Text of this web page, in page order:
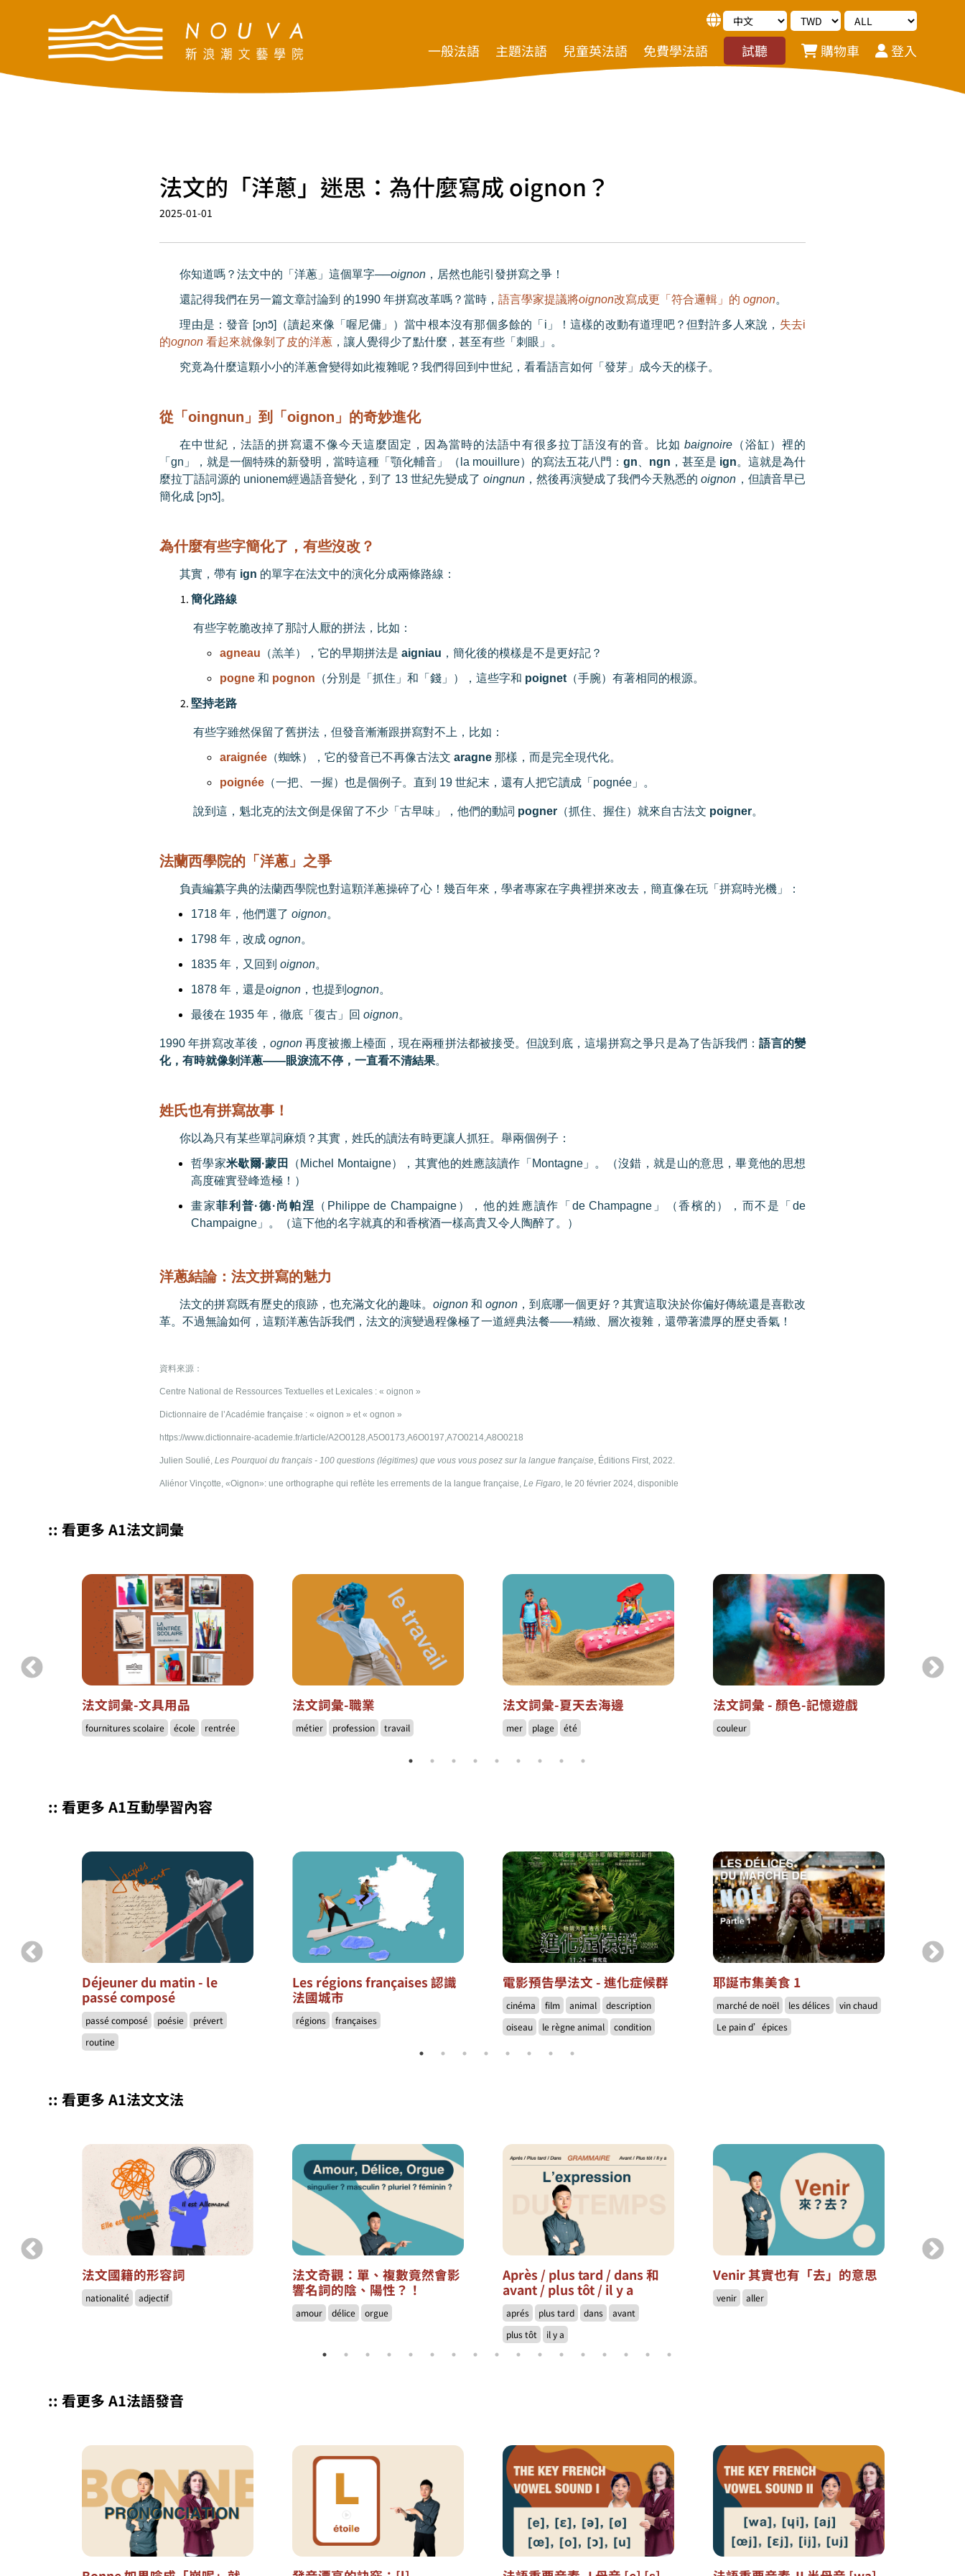
一般法語 主題法語 兒童英法語 免費學法語 試聽 購物車 登入
法文的「洋蔥」迷思：為什麼寫成 oignon？
2025-01-01
你知道嗎？法文中的「洋蔥」這個單字──oignon ，居然也能引發拼寫之爭！
還記得我們在另一篇文章討論到 的1990年拼寫改革嗎？當時，語言學家提議將oignon改寫成更「符合邏輯」的 ognon。
理由是：發音 [ɔɲɔ̃] （讀起來像「喔尼傭」）當中根本沒有那個多餘的「 i 」！這樣的改動有道理吧？但對許多人來說， 失去i
的ognon 看起來就像剝了皮的洋蔥 ，讓人覺得少了點什麼，甚至有些「刺眼」。
究竟為什麼這顆小小的洋蔥會變得如此複雜呢？我們得回到中世紀，看看語言如何「發芽」成今天的樣子。
從「oingnun 」到「oignon 」的奇妙進化
在中世紀，法語的拼寫還不像今天這麼固定，因為當時的法語中有很多拉丁語沒有的音。比如 baignoire（浴缸）裡的
「gn 」，就是一個特殊的新發明，當時這種「顎化輔音」（ la mouillure）的寫法五花八門： gn ngn ，甚至是 ign。這就是為什
麼拉丁語詞源的 unionem經過語音變化，到了 13世紀先變成了 oingnun，然後再演變成了我們今天熟悉的 oignon ，但讀音早已
簡化成 [ɔɲɔ̃] 。
為什麼有些字簡化了，有些沒改？
其實，帶有 ign 的單字在法文中的演化分成兩條路線：
簡化路線
有些字乾脆改掉了那討人厭的拼法，比如：
agneau （羔羊），它的早期拼法是 aigniau ，簡化後的模樣是不是更好記？
pogne 和 pognon （分別是「抓住」和「錢」），這些字和 poignet （手腕）有著相同的根源。
堅持老路
有些字雖然保留了舊拼法，但發音漸漸跟拼寫對不上，比如：
araignée （蜘蛛），它的發音已不再像古法文 aragne 那樣，而是完全現代化。
poignée （一把、一握）也是個例子。直到 19 世紀末，還有人把它讀成「 pognée 」。
說到這，魁北克的法文倒是保留了不少「古早味」，他們的動詞 pogner （抓住、握住）就來自古法文 poigner。
法蘭西學院的「洋蔥」之爭
負責編纂字典的法蘭西學院也對這顆洋蔥操碎了心！幾百年來，學者專家在字典裡拼來改去，簡直像在玩「拼寫時光機」：
1718 年，他們選了 oignon。
1798 年，改成 ognon。
1835 年，又回到 oignon。
1878 年，還是oignon ，也提到 ognon。
最後在 1935 年，徹底「復古」回 oignon。
1990年拼寫改革後， ognon 再度被搬上檯面，現在兩種拼法都被接受。但說到底，這場拼寫之爭只是為了告訴我們：語言的變
化，有時就像剝洋蔥——眼淚流不停，一直看不清結果。
姓氏也有拼寫故事！
你以為只有某些單詞麻煩？其實，姓氏的讀法有時更讓人抓狂。舉兩個例子：
哲學家米歇爾·蒙田 （ Michel Montaigne），其實他的姓應該讀作「 Montagne」。（沒錯，就是山的意思，畢竟他的思想
高度確實登峰造極！）
畫家菲利普·德·尚帕涅 （ Philippe de Champaigne ），他的姓應讀作「 de Champagne 」（香檳的），而不是「de
Champaigne 」。（這下他的名字就真的和香檳酒一樣高貴又令人陶醉了。）
洋蔥結論：法文拼寫的魅力
法文的拼寫既有歷史的痕跡，也充滿文化的趣味。oignon 和 ognon ，到底哪一個更好？其實這取決於你偏好傳統還是喜歡改
革。不過無論如何，這顆洋蔥告訴我們，法文的演變過程像極了一道經典法餐——精緻、層次複雜，還帶著濃厚的歷史香氣！
資料來源：
Centre National de Ressources Textuelles et Lexicales : « oignon »
Dictionnaire de l’Académie française : « oignon » et « ognon »
https://www.dictionnaire-academie.fr/article/A2O0128,A5O0173,A6O0197,A7O0214,A8O0218
Julien Soulié, Les Pourquoi du français - 100 questions (légitimes) que vous vous posez sur la langue française, Éditions First, 2022.
Aliénor Vinçotte, «Oignon»: une orthographe qui reflète les errements de la langue française, Le Figaro, le 20 février 2024, disponible
:: 看更多 A1法文詞彙
法文詞彙-文具用品
fournitures scolaire école rentrée
法文詞彙-職業
métier profession travail
法文詞彙-夏天去海邊
mer plage été
法文詞彙 - 顏色-記憶遊戲
couleur
:: 看更多 A1互動學習內容
Déjeuner du matin - le
passé composé
passé composé poésie
prévert
routine
Les régions françaises 認識
法國城市
régions françaises
電影預告學法文 - 進化症候群
cinéma film animal
description
oiseau
le règne animal condition
耶誕市集美食 1
marché de noël les délices
vin chaud
Le pain d’épices
:: 看更多 A1法文文法
法文國籍的形容詞
nationalité adjectif
法文奇觀：單、複數竟然會影
響名詞的陰、陽性？！
amour délice orgue
Après / plus tard / dans 和
avant / plus tôt / il y a
aprés plus tard dans
avant
plus tôt
il y a
Venir 其實也有「去」的意思
venir aller
:: 看更多 A1法語發音